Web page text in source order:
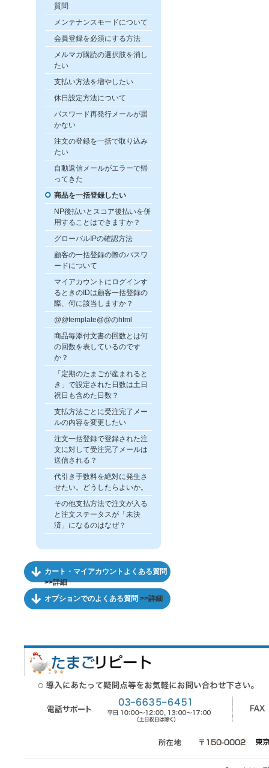
質問
メンテナンスモードについて
会員登録を必須にする方法
メルマガ購読の選択肢を消し
たい
支払い方法を増やしたい
休日設定方法について
パスワード再発行メールが届
かない
注文の登録を一括で取り込み
たい
自動返信メールがエラーで帰
ってきた
商品を一括登録したい
NP後払いとスコア後払いを併
用することはできますか？
グローバルIPの確認方法
顧客の一括登録の際のパスワ
ードについて
マイアカウントにログインす
るときのIDは顧客一括登録の
際、何に該当しますか？
@@template@@のhtml
商品毎添付文書の回数とは何
の回数を表しているのです
か？
「定期のたまごが産まれると
き」で設定された日数は土日
祝日も含めた日数？
支払方法ごとに受注完了メー
ルの内容を変更したい
注文一括登録で登録された注
文に対して受注完了メールは
送信される？
代引き手数料を絶対に発生さ
せたい。どうしたらよいか。
その他支払方法で注文が入る
と注文ステータスが「未決
済」になるのはなぜ？
カート・マイアカウントよくある質問
>>詳細
オプションでのよくある質問 >>詳細